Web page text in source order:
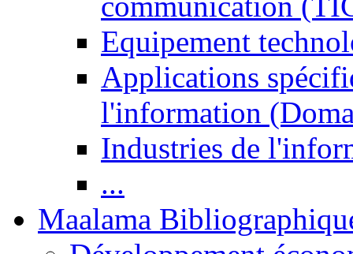
Equipement
Applications
l'information
Industries de
...
Maalama